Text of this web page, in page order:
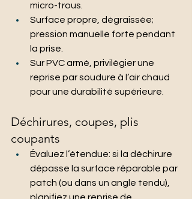
micro-trous.
Surface propre, dégraissée;
pression manuelle forte pendant
la prise.
Sur PVC armé, privilégier une
reprise par soudure à l’air chaud
pour une durabilité supérieure.
Déchirures, coupes, plis
coupants
Évaluez l’étendue: si la déchirure
dépasse la surface réparable par
patch (ou dans un angle tendu),